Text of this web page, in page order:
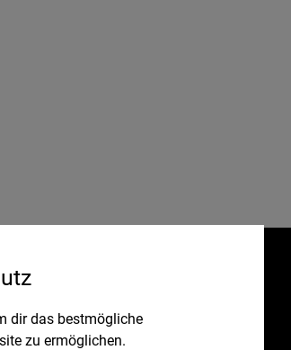
dir das bestmögliche
zu ermöglichen.